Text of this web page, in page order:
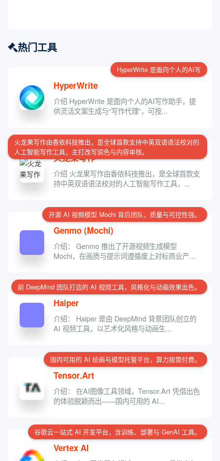
热门工具
HyperWrite 是面向个人的AI写
HyperWrite
介绍 HyperWrite 是面向个人的AI写作助手，提
供灵活文案生成与“写作代理”，可按...
火龙果写作由香侬科技推出，是全球首款支持中英双语语法校对的
人工智能写作工具，主打改写润色与内容审核。
火龙果写作
介绍 火龙果写作由香侬科技推出，是全球首款支
持中英双语语法校对的人工智能写作工具，...
开源 AI 视频模型 Mochi 背后团队，质量与可控性强。
Genmo (Mochi)
介绍： Genmo 推出了开源视频生成模型
Mochi，在画质与提示词遵循度上对标商业产
前 DeepMind 团队打造的 AI 视频工具，风格化与动画效果出色。
Haiper
介绍： Haiper 是由 DeepMind 背景团队创立的
AI 视频工具，以艺术化风格与动画生...
国内可用的 AI 绘画与模型托管平台，算力按需付费。
Tensor.Art
介绍： 在AI图像工具领域，Tensor.Art 凭借出色
的体验脱颖而出——国内可用的 AI...
谷歌云一站式 AI 开发平台，含训练、部署与 GenAI 工具。
Vertex AI